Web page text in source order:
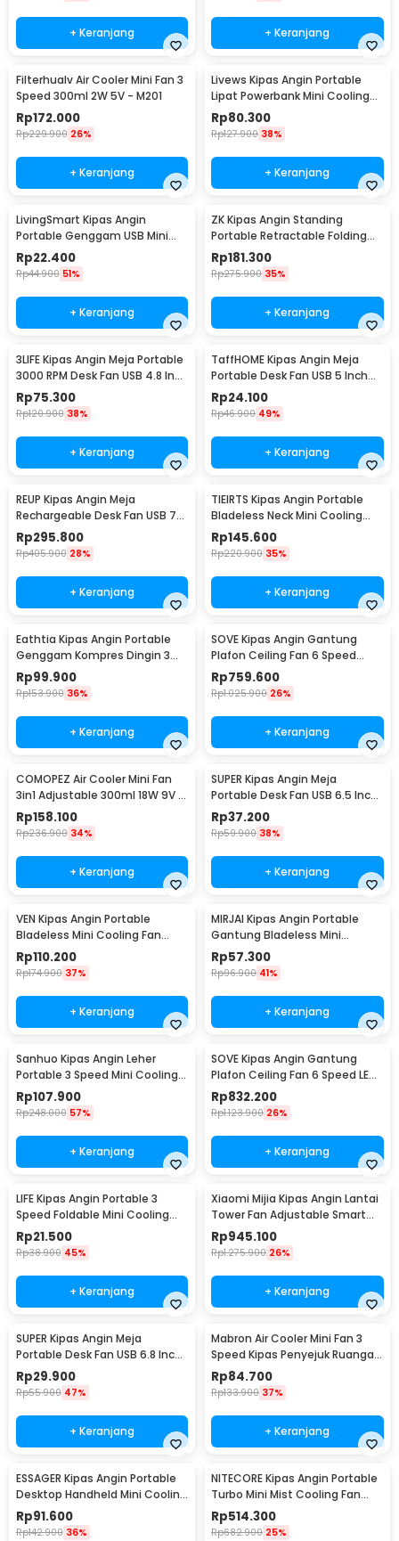
+ Keranjang + Keranjang
Filterhualv Air Cooler Mini Fan 3
Speed 300ml 2W 5V - M201
Rp172.000
Rp229.900 26%
+ Keranjang
Livews Kipas Angin Portable
Lipat Powerbank Mini Cooling
Fan 3000mAh - F3
Rp80.300
Rp127.900 38%
+ Keranjang
LivingSmart Kipas Angin
Portable Genggam USB Mini
Cooling Fan 1200mAh - SS-2
Rp22.400
Rp44.900 51%
+ Keranjang
ZK Kipas Angin Standing
Portable Retractable Folding
Fan 7200mAh - ZK-20321
Rp181.300
Rp275.900 35%
+ Keranjang
3LIFE Kipas Angin Meja Portable
3000 RPM Desk Fan USB 4.8 Inch
5W - 312
Rp75.300
Rp120.900 38%
+ Keranjang
TaffHOME Kipas Angin Meja
Portable Desk Fan USB 5 Inch
2.5W - YZ-007
Rp24.100
Rp46.900 49%
+ Keranjang
REUP Kipas Angin Meja
Rechargeable Desk Fan USB 7
Inch 10000mAh - DQ212
Rp295.800
Rp405.900 28%
+ Keranjang
TIEIRTS Kipas Angin Portable
Bladeless Neck Mini Cooling
Fan 5000mAh - H12
Rp145.600
Rp220.900 35%
+ Keranjang
Eathtia Kipas Angin Portable
Genggam Kompres Dingin 3
Speed 2200mAh - WX-622
Rp99.900
Rp153.900 36%
+ Keranjang
SOVE Kipas Angin Gantung
Plafon Ceiling Fan 6 Speed
Reversible 52 Inch - FS2007
Rp759.600
Rp1.025.900 26%
+ Keranjang
COMOPEZ Air Cooler Mini Fan
3in1 Adjustable 300ml 18W 9V -
YY-01
Rp158.100
Rp236.900 34%
+ Keranjang
SUPER Kipas Angin Meja
Portable Desk Fan USB 6.5 Inch
4.5W - A8
Rp37.200
Rp59.900 38%
+ Keranjang
VEN Kipas Angin Portable
Bladeless Mini Cooling Fan
Power Bank 3000mAh - 348
Rp110.200
Rp174.900 37%
+ Keranjang
MIRJAI Kipas Angin Portable
Gantung Bladeless Mini
Cooling Fan 1200mAh - 6171
Rp57.300
Rp96.900 41%
+ Keranjang
Sanhuo Kipas Angin Leher
Portable 3 Speed Mini Cooling
Fan 1800mAh - 350
Rp107.900
Rp248.000 57%
+ Keranjang
SOVE Kipas Angin Gantung
Plafon Ceiling Fan 6 Speed LED
52 Inch - FS2008
Rp832.200
Rp1.123.900 26%
+ Keranjang
LIFE Kipas Angin Portable 3
Speed Foldable Mini Cooling
Fan 800mAh - Y8
Rp21.500
Rp38.900 45%
+ Keranjang
Xiaomi Mijia Kipas Angin Lantai
Tower Fan Adjustable Smart
App - BPTS02DM
Rp945.100
Rp1.275.900 26%
+ Keranjang
SUPER Kipas Angin Meja
Portable Desk Fan USB 6.8 Inch
3W - M9
Rp29.900
Rp55.900 47%
+ Keranjang
Mabron Air Cooler Mini Fan 3
Speed Kipas Penyejuk Ruangan
600ml 10W 5V - MB-60
Rp84.700
Rp133.900 37%
+ Keranjang
ESSAGER Kipas Angin Portable
Desktop Handheld Mini Cooling
Fan 1200mAh - F-055
Rp91.600
Rp142.900 36%
NITECORE Kipas Angin Portable
Turbo Mini Mist Cooling Fan
3500 mAh - izzCool 30
Rp514.300
Rp682.900 25%